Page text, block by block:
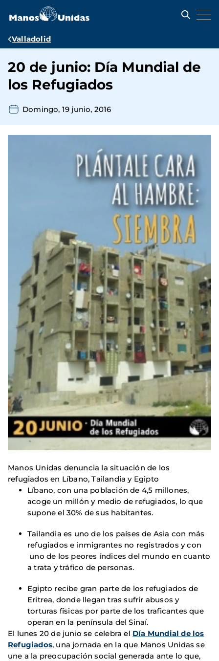
contenido
Ruta
navegación
Valladolid
20 de junio: Día Mundial de
los Refugiados
Domingo, 19 junio, 2016
Manos Unidas denuncia la situación de los
refugiados en Líbano, Tailandia y Egipto
Líbano, con una población de 4,5 millones,
acoge un millón y medio de refugiados, lo que
supone el 30% de sus habitantes.
Tailandia es uno de los países de Asia con más
refugiados e inmigrantes no registrados y con
uno de los peores índices del mundo en cuanto
a trata y tráfico de personas.
Egipto recibe gran parte de los refugiados de
Eritrea, donde llegan tras sufrir abusos y
torturas físicas por parte de los traficantes que
operan en la península del Sinaí.
El lunes 20 de junio se celebra el Día Mundial de los
Refugiados, una jornada en la que Manos Unidas se
une a la preocupación social generada ante lo que,